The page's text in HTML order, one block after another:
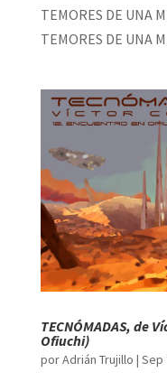
TEMORES DE UNA
TEMORES DE UNA
TECNÓMADAS, de
Ofiuchi)
porAdrián Trujillo | Sep